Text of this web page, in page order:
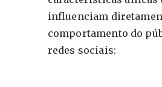
influenciam
comportamento do
redes sociais: